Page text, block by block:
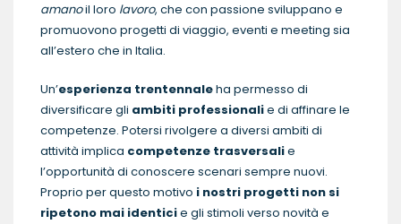
amanoil loro lavoro, che con passione sviluppano e
promuovono progetti di viaggio, eventi e meeting sia
all’estero che in Italia.
Un’esperienza trentennaleha permesso di
diversificare gli ambiti professionalie di affinare le
competenze. Potersi rivolgere a diversi ambiti di
attività implica competenze trasversalie
l’opportunità di conoscere scenari sempre nuovi.
Proprio per questo motivo i nostri progetti non si
ripetono mai identicie gli stimoli verso novità e